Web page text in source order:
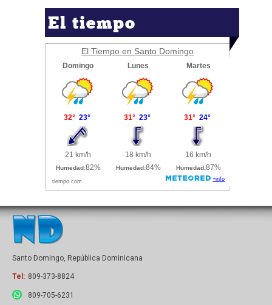
El tiempo
El Tiempo en Santo Domingo
Santo Domingo, República Dominicana
Tel: 809-373-8824
809-705-6231